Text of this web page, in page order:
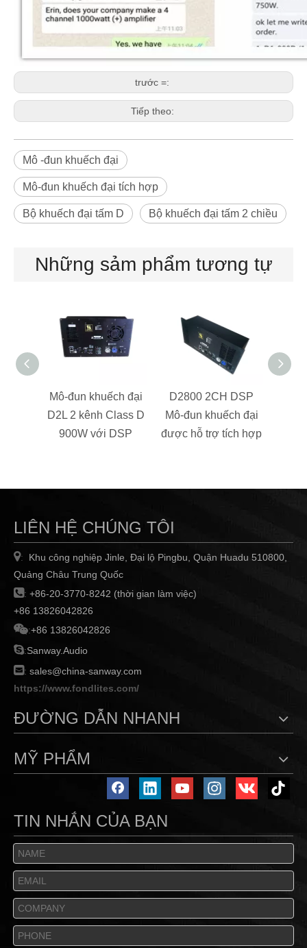
trước =:
Tiếp theo:
Mô -đun khuếch đại
Mô-đun khuếch đại tích hợp
Bộ khuếch đại tấm D Bộ khuếch đại tấm 2 chiều
Những sảm phẩm tương tự
Mô-đun khuếch đại
D2L 2 kênh Class D
900W với DSP
D2800 2CH DSP
Mô-đun khuếch đại
được hỗ trợ tích hợp
LIÊN HỆ CHÚNG TÔI
:
Khu công nghiệp Jinle, Đại lộ Pingbu, Quận Huadu 510800,
Quảng Châu Trung Quốc
: +86-20-3770-8242 (thời gian làm việc)
+86 13826042826
:+86 13826042826
:Sanway.Audio
: sales@china-sanway.com
https://www.fondlites.com/
ĐƯỜNG DẪN NHANH
MỸ PHẨM
TIN NHẮN CỦA BẠN